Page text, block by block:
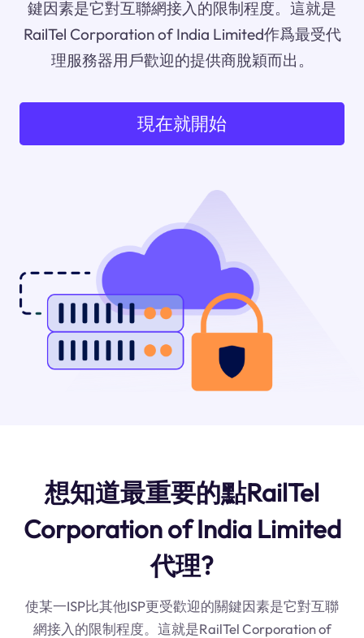
鍵因素是它對互聯網接入的限制程度。這就是
RailTel Corporation of India Limited作爲最受代
理服務器用戶歡迎的提供商脫穎而出。
現在就開始
想知道最重要的點RailTel
Corporation of India Limited
代理?
使某一ISP比其他ISP更受歡迎的關鍵因素是它對互聯
網接入的限制程度。這就是RailTel Corporation of